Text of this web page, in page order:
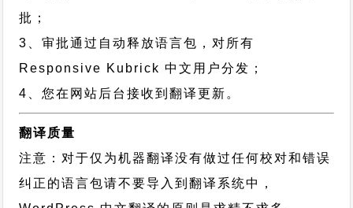
批；
3、审批通过自动释放语言包，对所有
Responsive Kubrick 中文用户分发；
4、您在网站后台接收到翻译更新。
翻译质量
注意：对于仅为机器翻译没有做过任何校对和错误
纠正的语言包请不要导入到翻译系统中，